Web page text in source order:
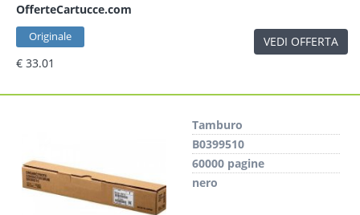
OfferteCartucce.com
Originale
€ 33.01
VEDI OFFERTA
Tamburo
B0399510
60000 pagine
nero